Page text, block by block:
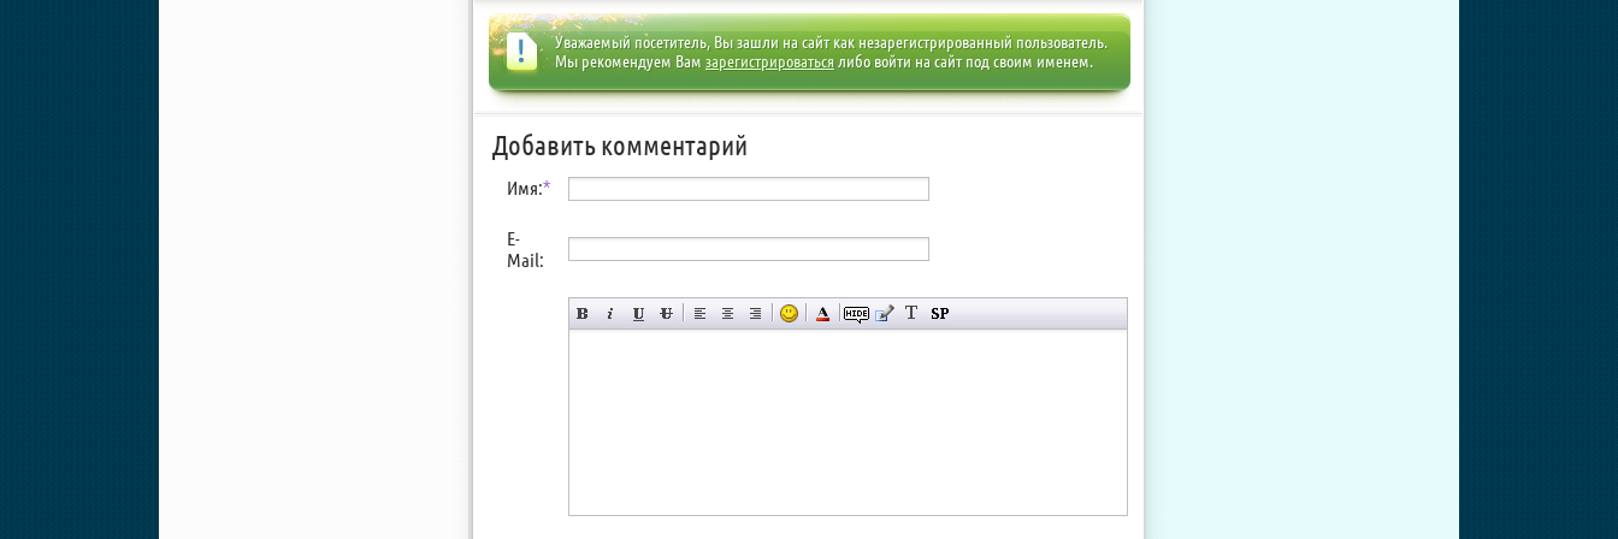
Уважаемый посетитель, Вы зашли на сайт как незарегистрированный пользователь.
Мы рекомендуем Вам зарегистрироватьсялибо войти на сайт под своим именем.
Добавить комментарий
Имя:*
E-
Mail: